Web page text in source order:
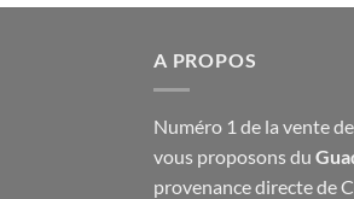
A PROPOS
Numéro 1 de la vente
vous proposons du
provenance directe de